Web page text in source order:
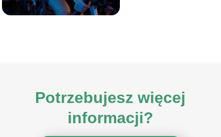
Potrzebujesz więcej
informacji?